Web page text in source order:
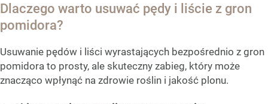
Dlaczego warto usuwać pędy i liście z gron
pomidora?
Usuwanie pędów i liści wyrastających bezpośrednio z gron
pomidora to prosty, ale skuteczny zabieg, który może
znacząco wpłynąć na zdrowie roślin i jakość plonu.